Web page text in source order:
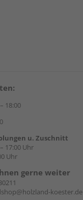
18:00
u. Zuschnitt
17:00 Uhr
Uhr
gerne weiter
koester.de